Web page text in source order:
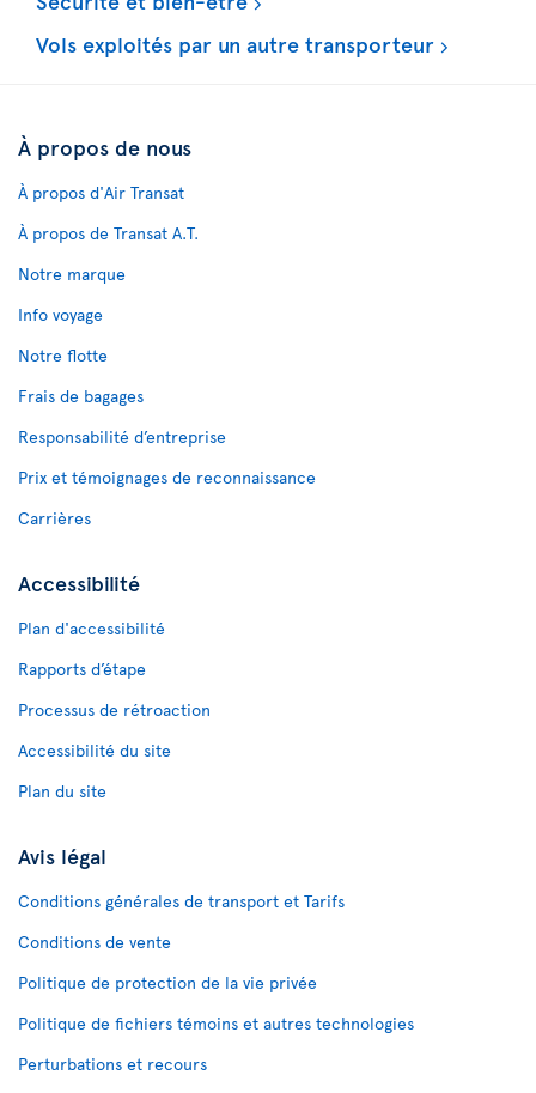
Vols exploités par un autre transporteur
À propos de nous
À propos d'Air Transat
À propos de Transat A.T.
Notre marque
Info voyage
Notre flotte
Frais de bagages
Responsabilité d’entreprise
Prix et témoignages de reconnaissance
Carrières
Accessibilité
Plan d'accessibilité
Rapports d’étape
Processus de rétroaction
Accessibilité du site
Plan du site
Avis légal
Conditions générales de transport et Tarifs
Conditions de vente
Politique de protection de la vie privée
Politique de fichiers témoins et autres technologies
Perturbations et recours